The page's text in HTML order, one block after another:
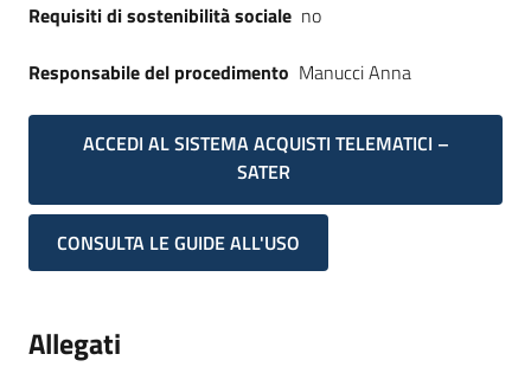
Requisiti di sostenibilità sociale no
Responsabile del procedimento Manucci Anna
ACCEDI AL SISTEMA ACQUISTI TELEMATICI –
SATER
CONSULTA LE GUIDE ALL'USO
Allegati